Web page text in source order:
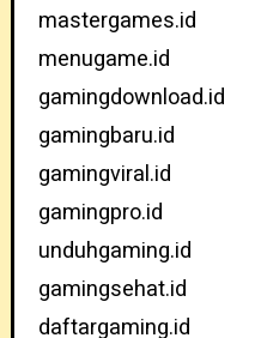
mastergames.id
menugame.id
gamingdownload.id
gamingbaru.id
gamingviral.id
gamingpro.id
unduhgaming.id
gamingsehat.id
daftargaming.id